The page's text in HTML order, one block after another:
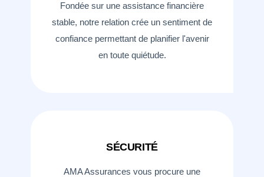
Fondée sur une assistance financière
stable, notre relation crée un sentiment de
confiance permettant de planifier l'avenir
en toute quiétude.
SÉCURITÉ
AMA Assurances vous procure une